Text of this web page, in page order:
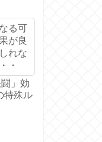
る可
が良
れな
・
」効
特殊ル